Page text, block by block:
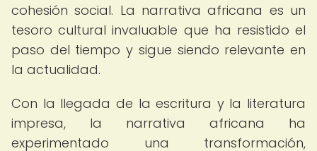
cohesión social. La narrativa africana es un
tesoro cultural invaluable que ha resistido el
paso del tiempo y sigue siendo relevante en
la actualidad.
Con la llegada de la escritura y la literatura
impresa, la narrativa africana ha
experimentado una transformación,